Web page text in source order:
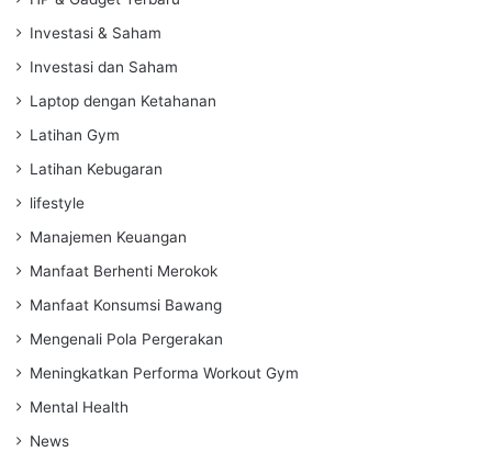
Investasi & Saham
Investasi dan Saham
Laptop dengan Ketahanan
Latihan Gym
Latihan Kebugaran
lifestyle
Manajemen Keuangan
Manfaat Berhenti Merokok
Manfaat Konsumsi Bawang
Mengenali Pola Pergerakan
Meningkatkan Performa Workout Gym
Mental Health
News